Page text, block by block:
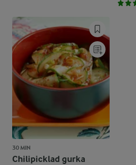
30 MIN
Chilipicklad gurka